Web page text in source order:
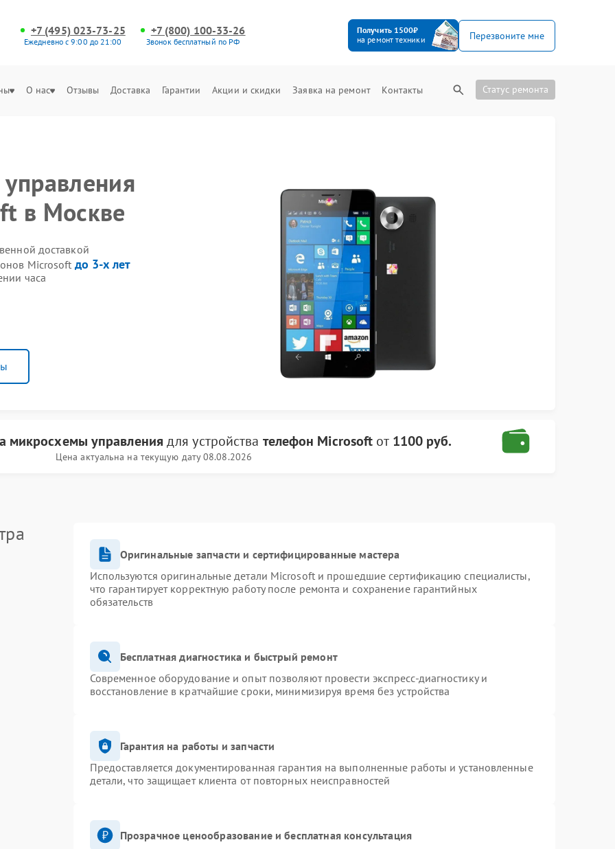
+7 (495) 023-73-25
Ежедневно с 9:00 до 21:00
+7 (800) 100-33-26
Звонок бесплатный по РФ
Получить 1500₽
на ремонт техники
Перезвоните мне
О нас Отзывы Доставка Гарантии Акции и скидки Заявка на ремонт Контакты Статус ремонта
в Москве
доставкой
Microsoft до 3-х лет
часа
микросхемы управления для устройства телефон Microsoft от 1100 руб.
Цена актуальна на текущую дату 08.08.2026
Оригинальные запчасти и сертифицированные мастера
Используются оригинальные детали Microsoft и прошедшие сертификацию специалисты,
что гарантирует корректную работу после ремонта и сохранение гарантийных
обязательств
Бесплатная диагностика и быстрый ремонт
Современное оборудование и опыт позволяют провести экспресс-диагностику и
восстановление в кратчайшие сроки, минимизируя время без устройства
Гарантия на работы и запчасти
Предоставляется документированная гарантия на выполненные работы и установленные
детали, что защищает клиента от повторных неисправностей
Прозрачное ценообразование и бесплатная консультация